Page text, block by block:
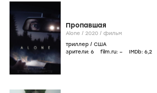
Пропавшая
Alone / 2020 / фильм
триллер / США
зрители: 6 film.ru: – IMDb: 6,2